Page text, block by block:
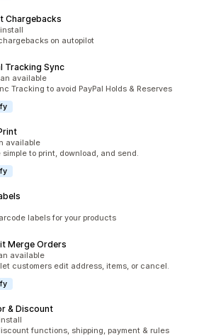
Chargebacks
80
on autopilot
Tracking Sync
374
available
Tracking to avoid PayPal Holds & Reserves
21
available
to print, download, and send.
467
labels for your products
Merge Orders
68
available
customers edit address, items, or cancel.
& Discount
25
functions, shipping, payment & rules